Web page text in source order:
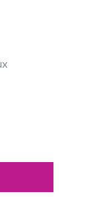
!
et… verdict !